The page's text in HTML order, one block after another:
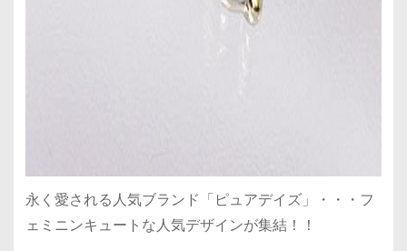
永く愛される人気ブランド「ピュアデイズ」・・・フ
ェミニンキュートな人気デザインが集結！！